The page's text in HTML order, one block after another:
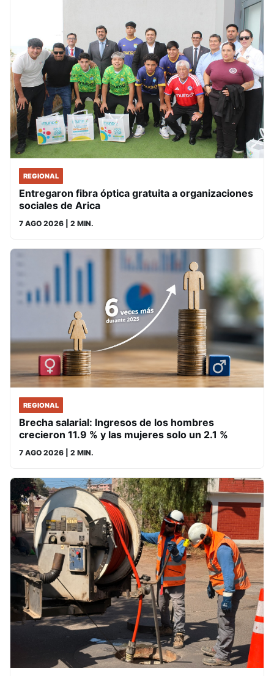
REGIONAL
Entregaron fibra óptica gratuita a organizaciones
sociales de Arica
7 AGO 2026 | 2 MIN.
REGIONAL
Brecha salarial: Ingresos de los hombres
crecieron 11.9 % y las mujeres solo un 2.1 %
7 AGO 2026 | 2 MIN.